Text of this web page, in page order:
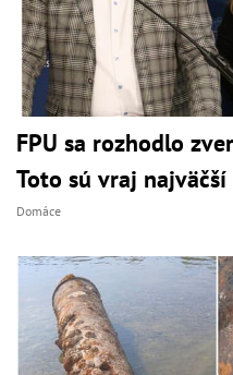
FPU sa rozhodlo
Toto sú vraj
Domáce